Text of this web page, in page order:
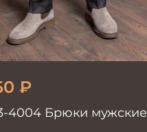
₽
4004 Брюки мужские